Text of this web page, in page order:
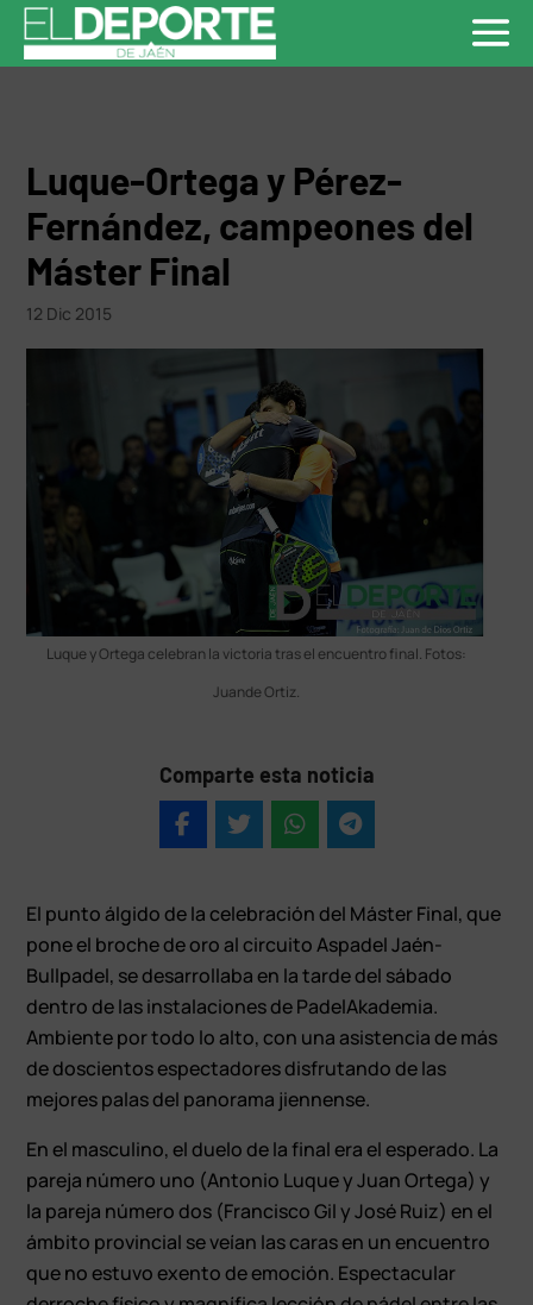
Luque-Ortega y Pérez-
Fernández, campeones del
Máster Final
12 Dic 2015
Luque y Ortega celebran la victoria tras el encuentro final. Fotos:
Juande Ortiz.
Comparte esta noticia
El punto álgido de la celebración del Máster Final, que
pone el broche de oro al circuito Aspadel Jaén-
Bullpadel, se desarrollaba en la tarde del sábado
dentro de las instalaciones de PadelAkademia.
Ambiente por todo lo alto, con una asistencia de más
de doscientos espectadores disfrutando de las
mejores palas del panorama jiennense.
En el masculino, el duelo de la final era el esperado. La
pareja número uno (Antonio Luque y Juan Ortega) y
la pareja número dos (Francisco Gil y José Ruiz) en el
ámbito provincial se veían las caras en un encuentro
que no estuvo exento de emoción. Espectacular